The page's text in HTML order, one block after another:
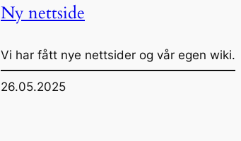
Ny nettside
Vi har fått nye nettsider og vår egen wiki.
26.05.2025